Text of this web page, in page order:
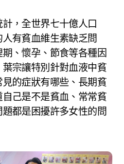
，全世界七十億人口
有貧血維生素缺乏問
、懷孕、節食等各種因
宗讓特別針對血液中貧
的症狀有哪些、長期貧
己是不是貧血、常常貧
都是困擾許多女性的問